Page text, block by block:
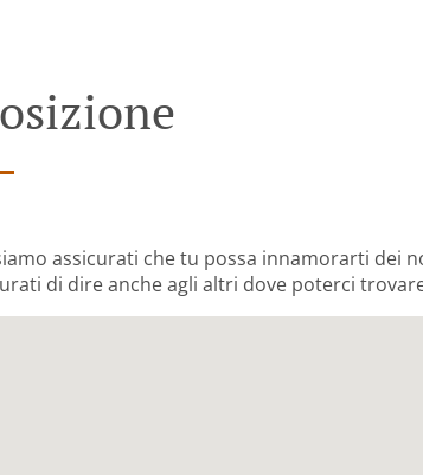
assicurati che tu possa innamorarti dei
di dire anche agli altri dove poterci